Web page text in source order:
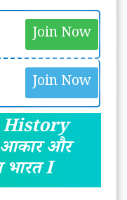
Join Now
Join Now
History
और
भारत I